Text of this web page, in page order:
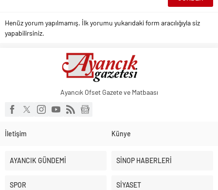
Henüz yorum yapılmamış. İlk yorumu yukarıdaki form aracılığıyla siz
yapabilirsiniz.
Ayancık Ofset Gazete ve Matbaası
İletişim Künye
AYANCIK GÜNDEMİ SİNOP HABERLERİ
SPOR SİYASET